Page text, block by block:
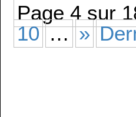
Page 4 sur
10 … »